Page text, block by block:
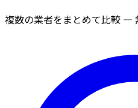
複数の業者をまとめて比較 —